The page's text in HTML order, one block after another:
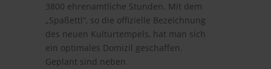
3800 ehrenamtliche Stunden. Mit dem
„Spaßettl“, so die offizielle Bezeichnung
des neuen Kulturtempels, hat man sich
ein optimales Domizil geschaffen.
Geplant sind neben